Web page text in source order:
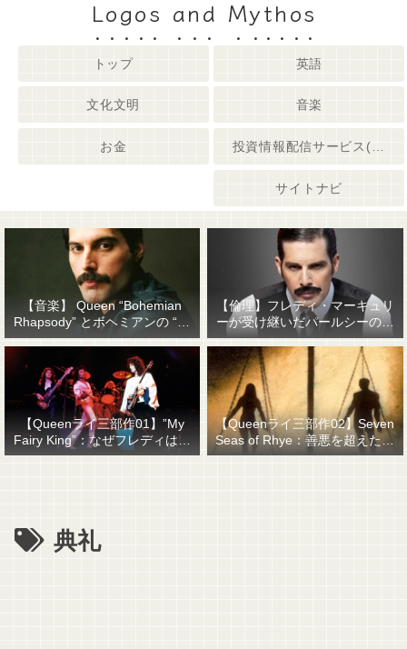
Logos and Mythos
トップ 英語
文化文明 音楽
お金
サイトナビ
【音楽】 Queen “Bohemian
Rhapsody” とボヘミアンの “他
人事感”
【倫理】フレディ・マーキュリ
ーが受け継いだパールシーの精
神遺産
【Queenライ三部作01】”My
Fairy King”：なぜフレディはマ
ーキュリーと名乗ったのか？
【Queenライ三部作02】Seven
Seas of Rhye：善悪を超えたも
のを善悪で裁くということ
典礼